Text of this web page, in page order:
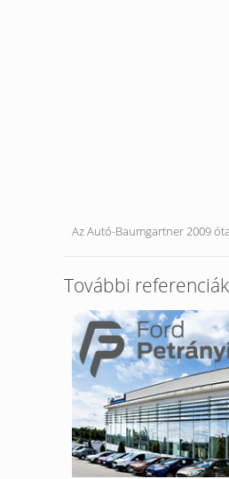
Az Autó-Baumgartner 2009
További referenciák